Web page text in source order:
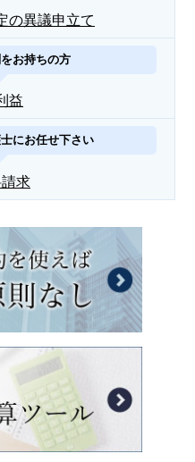
の異議申立て
お持ちの方
益
にお任せ下さい
求